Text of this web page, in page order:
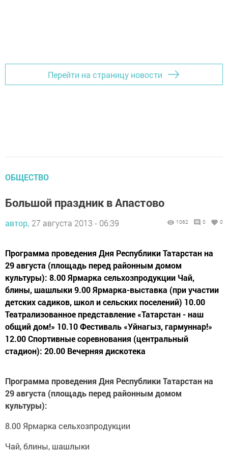
Перейти на страницу новости
ОБЩЕСТВО
Большой праздник в Апастово
автор, 27 августа 2013 - 06:39 1062 0 0
Программа проведения Дня Республики Татарстан на
29 августа (площадь перед районным домом
культуры): 8.00 Ярмарка сельхозпродукции Чай,
блины, шашлыки 9.00 Ярмарка-выставка (при участии
детских садиков, школ и сельских поселений) 10.00
Театрализованное представление «Татарстан - наш
общий дом!» 10.10 Фестиваль «Уйнагыз, гармуннар!»
12.00 Спортивные соревнования (центральный
стадион): 20.00 Вечерняя дискотека
Программа проведения Дня Республики Татарстан на
29 августа (площадь перед районным домом
культуры):
8.00 Ярмарка сельхозпродукции
Чай, блины, шашлыки